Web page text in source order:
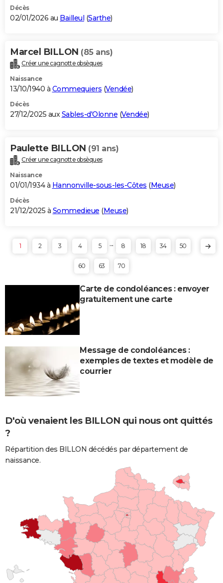
Décès
02/01/2026 au Bailleul (Sarthe)
Marcel BILLON (85 ans)
Créer une cagnotte obsèques
Naissance
13/10/1940 à Commequiers (Vendée)
Décès
27/12/2025 auxSables-d'Olonne (Vendée)
Paulette BILLON (91 ans)
Créer une cagnotte obsèques
Naissance
01/01/1934 à Hannonville-sous-les-Côtes (Meuse)
Décès
21/12/2025 à Sommedieue (Meuse)
1 2 3 4 5 ... 8 18 34 50
60 63 70
Carte de condoléances : envoyer
gratuitement une carte
Message de condoléances :
exemples de textes et modèle de
courrier
D'où venaient les BILLON qui nous ont quittés
?
Répartition des BILLON décédés par département de
naissance.